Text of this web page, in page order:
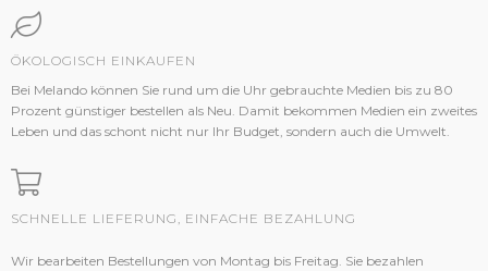
ÖKOLOGISCH EINKAUFEN
Bei Melando können Sie rund um die Uhr gebrauchte Medien bis zu 80
Prozent günstiger bestellen als Neu. Damit bekommen Medien ein zweites
Leben und das schont nicht nur Ihr Budget, sondern auch die Umwelt.
SCHNELLE LIEFERUNG, EINFACHE BEZAHLUNG
Wir bearbeiten Bestellungen von Montag bis Freitag. Sie bezahlen